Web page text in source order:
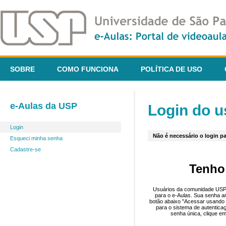
SOBRE COMO FUNCIONA POLÍTICA DE USO
e-Aulas da USP
Login
Esqueci minha senha
Cadastre-se
Login do
Não é necessário o login
Usuários da comunidade
para o e-Aulas. Sua senha
botão abaixo "Acessar
para o sistema de
senha única, clique